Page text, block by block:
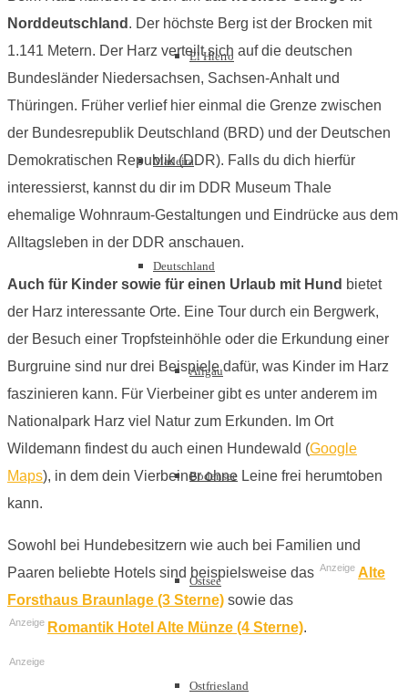
El Hierro
Madeira
Deutschland
Allgäu
Bodensee
Ostsee
Ostfriesland
Norddeutschland . Der höchste Berg ist der Brocken mit
1.141 Metern. Der Harz verteilt sich auf die deutschen
Bundesländer Niedersachsen, Sachsen-Anhalt und
Thüringen. Früher verlief hier einmal die Grenze zwischen
der Bundesrepublik Deutschland (BRD) und der Deutschen
Demokratischen Republik (DDR). Falls du dich hierfür
interessierst, kannst du dir im DDR Museum Thale
ehemalige Wohnraum-Gestaltungen und Eindrücke aus dem
Alltagsleben in der DDR anschauen.
Auch für Kinder sowie für einen Urlaub mit Hund bietet
der Harz interessante Orte. Eine Tour durch ein Bergwerk,
der Besuch einer Tropfsteinhöhle oder die Erkundung einer
Burgruine sind nur drei Beispiele dafür, was Kinder im Harz
faszinieren kann. Für Vierbeiner gibt es unter anderem im
Nationalpark Harz viel Natur zum Erkunden. Im Ort
Wildemann findest du auch einen Hundewald (Google
Maps), in dem dein Vierbeiner ohne Leine frei herumtoben
kann.
Sowohl bei Hundebesitzern wie auch bei Familien und
Paaren beliebte Hotels sind beispielsweise das Anzeige Alte
Forsthaus Braunlage (3 Sterne) sowie das
Anzeige Romantik Hotel Alte Münze (4 Sterne).
Anzeige